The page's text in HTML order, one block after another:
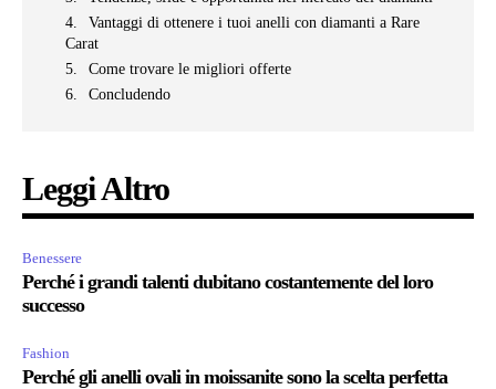
Vantaggi di ottenere i tuoi anelli con diamanti a Rare
Carat
Come trovare le migliori offerte
Concludendo
Leggi Altro
Benessere
Perché i grandi talenti dubitano costantemente del loro
successo
Fashion
Perché gli anelli ovali in moissanite sono la scelta perfetta